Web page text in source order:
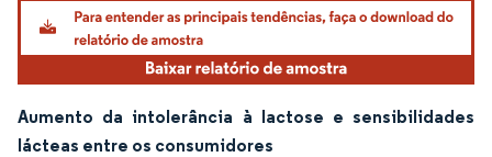
Aumento da intolerância à lactose e sensibilidades
lácteas entre os consumidores